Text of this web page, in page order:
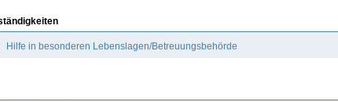
Hilfe in besonderen Lebenslagen/Betreuungsbehörde